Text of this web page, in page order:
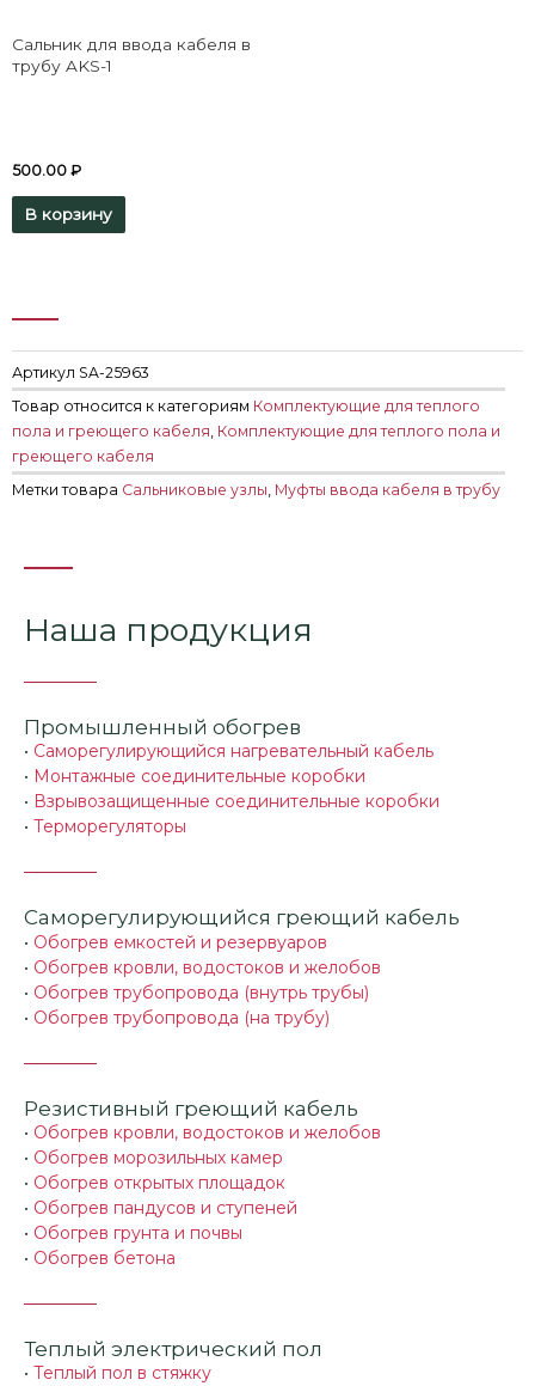
Сальник для ввода кабеля в
трубу AKS-1
500.00 ₽
В корзину
Артикул SA-25963
Товар относится к категориям Комплектующие для теплого
пола и греющего кабеля Комплектующие для теплого пола и
греющего кабеля
Метки товара Сальниковые узлы Муфты ввода кабеля в трубу
Наша продукция
Промышленный обогрев
• Саморегулирующийся нагревательный кабель
• Монтажные соединительные коробки
• Взрывозащищенные соединительные коробки
• Терморегуляторы
Саморегулирующийся греющий кабель
• Обогрев емкостей и резервуаров
• Обогрев кровли, водостоков и желобов
• Обогрев трубопровода (внутрь трубы)
• Обогрев трубопровода (на трубу)
Резистивный греющий кабель
• Обогрев кровли, водостоков и желобов
• Обогрев морозильных камер
• Обогрев открытых площадок
• Обогрев пандусов и ступеней
• Обогрев грунта и почвы
• Обогрев бетона
Теплый электрический пол
• Теплый пол в стяжку